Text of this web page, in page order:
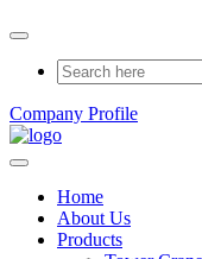
Company Profile
Home
About Us
Products